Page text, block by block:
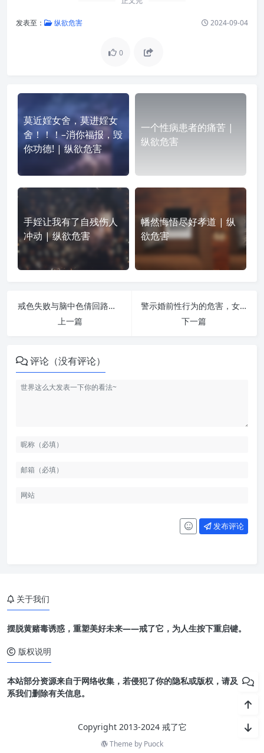
发表至： 纵欲危害 2024-09-04
0
莫近婬女舍，莫进婬女
舍！！！–消你福报，毁
你功德! | 纵欲危害
一个性病患者的痛苦 |
纵欲危害
手婬让我有了自残伤人
冲动 | 纵欲危害
幡然悔悟尽好孝道 | 纵
欲危害
戒色失败与脑中色倩回路的重建 | 纵欲危害
上一篇
警示婚前性行为的危害，女性要多看，谨记！ | 纵欲危害
下一篇
评论（没有评论）
发布评论
关于我们
摆脱黄赌毒诱惑，重塑美好未来——戒了它，为人生按下重启键。
版权说明
本站部分资源来自于网络收集，若侵犯了你的隐私或版权，请及时联
系我们删除有关信息。
Copyright 2013-2024 戒了它
Theme by Puock